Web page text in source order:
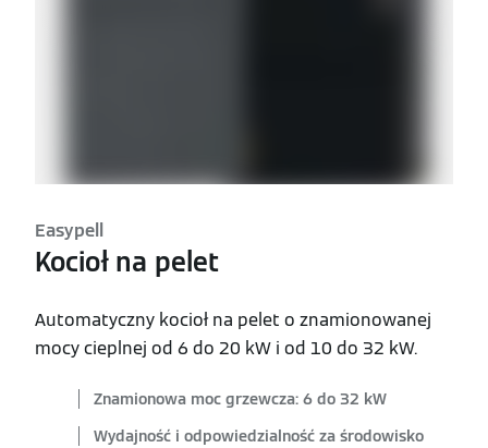
Easypell
Kocioł na pelet
Automatyczny kocioł na pelet o znamionowanej
mocy cieplnej od 6 do 20 kW i od 10 do 32 kW.
Znamionowa moc grzewcza: 6 do 32 kW
Wydajność i odpowiedzialność za środowisko